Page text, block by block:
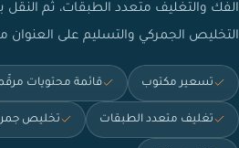
الفك والتغليف متعدد الطبقات، ثم النقل
التخليص الجمركي والتسليم على العنوان
تسعير مكتوب قائمة محتويات
تغليف متعدد الطبقات تخليص